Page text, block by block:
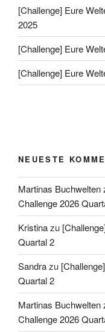
[Challenge] Eure
2025
[Challenge] Eure
[Challenge] Eure
NEUESTE
Martinas Buchwelten
Challenge 2026
Kristinazu
Quartal 2
Sandrazu
Quartal 2
Martinas Buchwelten
Challenge 2026